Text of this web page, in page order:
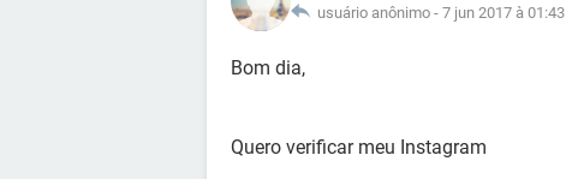
usuário anônimo - 7 jun 2017 à 01:43
Bom dia,
Quero verificar meu Instagram